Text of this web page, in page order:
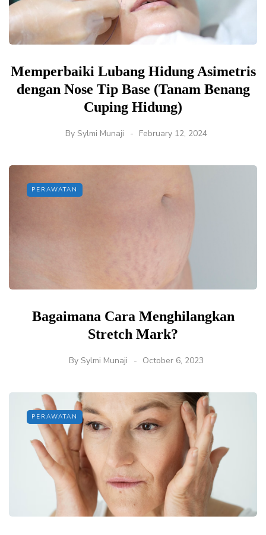
Memperbaiki Lubang Hidung Asimetris
dengan Nose Tip Base (Tanam Benang
Cuping Hidung)
By Sylmi Munaji February 12, 2024
PERAWATAN
Bagaimana Cara Menghilangkan
Stretch Mark?
By Sylmi Munaji October 6, 2023
PERAWATAN